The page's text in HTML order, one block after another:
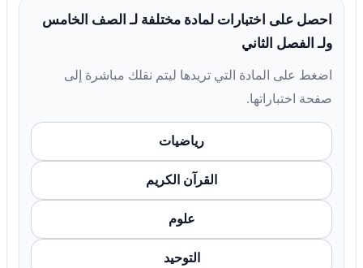
احصل على اختبارات لمادة مختلفة لـ الصف الخامس
ولـ الفصل الثاني
اضغط على المادة التي تريدها ليتم نقلك مباشرة إلى
صفحة اختباراتها.
رياضيات
القرآن الكريم
علوم
التوحيد